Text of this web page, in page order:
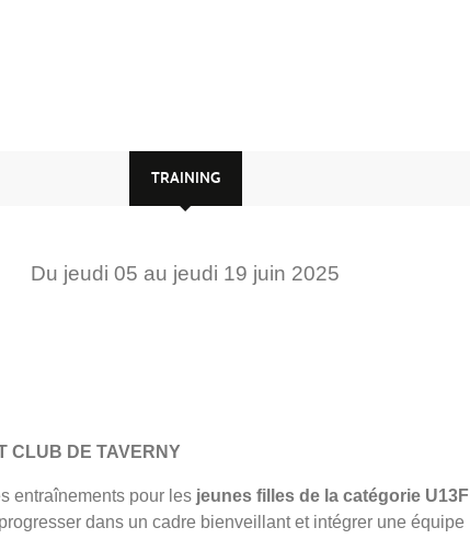
TRAINING
Du jeudi 05 au jeudi 19 juin 2025
CLUB DE TAVERNY
entraînements pour les jeunes filles de la catégorie U13F
dans un cadre bienveillant et intégrer une équipe